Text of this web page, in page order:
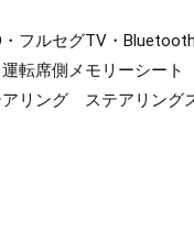
・フルセグTV・
席側メモリーシー
リング ステアリン